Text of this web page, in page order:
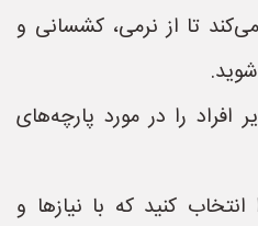
تا از نرمی، کشسانی و
را در مورد پارچه‌های
کنید که با نیازها و